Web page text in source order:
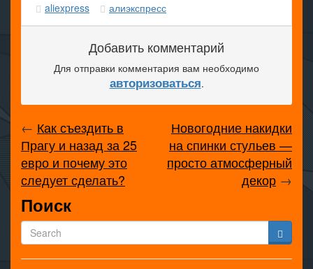
aliexpress алиэкспресс
Добавить комментарий
Для отправки комментария вам необходимо
авторизоваться.
← Как съездить в
Прагу и назад за 25
евро и почему это
следует сделать?
Новогодние накидки
на спинки стульев —
просто атмосферный
декор →
Поиск